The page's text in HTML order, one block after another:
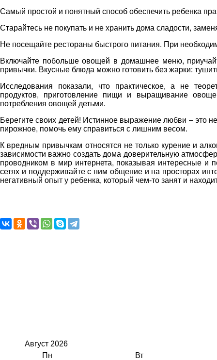
Самый простой и понятный способ обеспечить ребенка
Старайтесь не покупать и не хранить дома сладости,
Не посещайте рестораны быстрого питания. При
Включайте побольше овощей в домашнее меню,
привычки. Вкусные блюда можно готовить без жарки:
Исследования показали, что практическое, а не
продуктов, приготовление пищи и выращивание
потребления овощей детьми.
Берегите своих детей! Истинное выражение любви – это
пирожное, помочь ему справиться с лишним весом.
К вредным привычкам относятся не только курение и
зависимости важно создать дома доверительную
проводником в мир интернета, показывая интересные и
сетях и поддерживайте с ним общение и на просторах
негативный опыт у ребенка, который чем-то занят и
Август 2026
Пн
Вт